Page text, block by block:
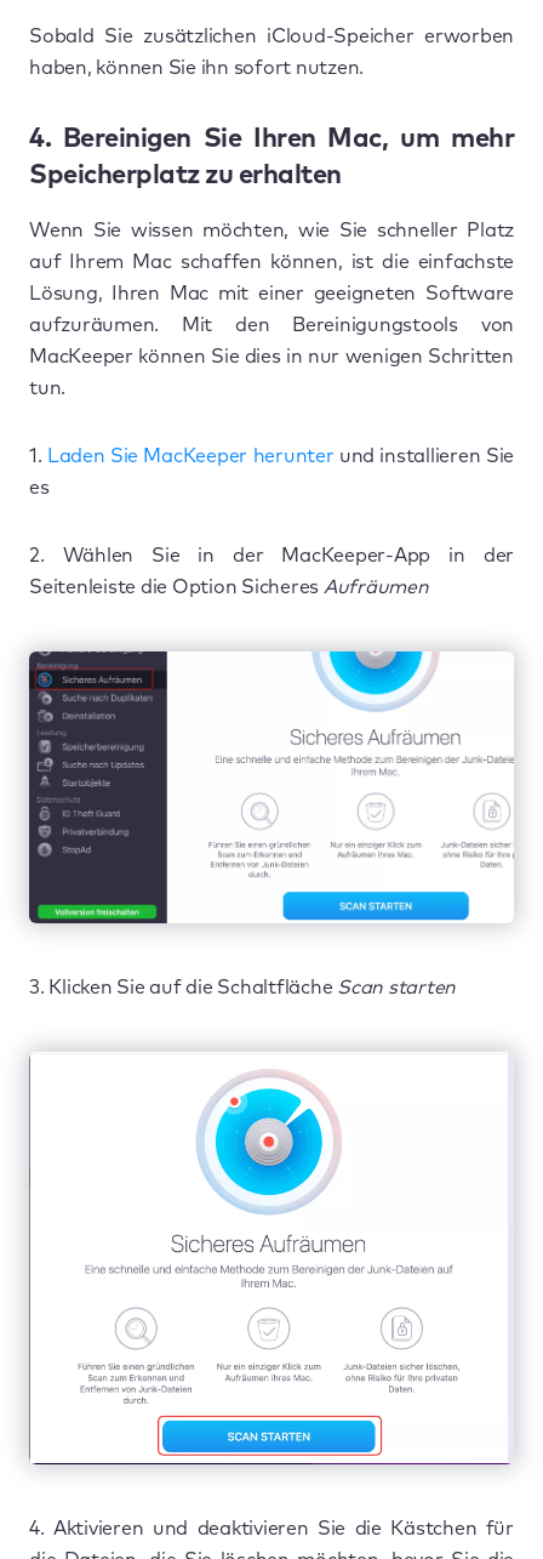
Sobald Sie zusätzlichen iCloud-Speicher erworben
haben, können Sie ihn sofort nutzen.
4. Bereinigen Sie Ihren Mac, um mehr
Speicherplatz zu erhalten
Wenn Sie wissen möchten, wie Sie schneller Platz
auf Ihrem Mac schaffen können, ist die einfachste
Lösung, Ihren Mac mit einer geeigneten Software
aufzuräumen. Mit den Bereinigungstools von
MacKeeper können Sie dies in nur wenigen Schritten
tun.
1. Laden Sie MacKeeper herunterund installieren Sie
es
2. Wählen Sie in der MacKeeper-App in der
Seitenleiste die Option Sicheres Aufräumen
3. Klicken Sie auf die Schaltfläche Scan starten
4. Aktivieren und deaktivieren Sie die Kästchen für